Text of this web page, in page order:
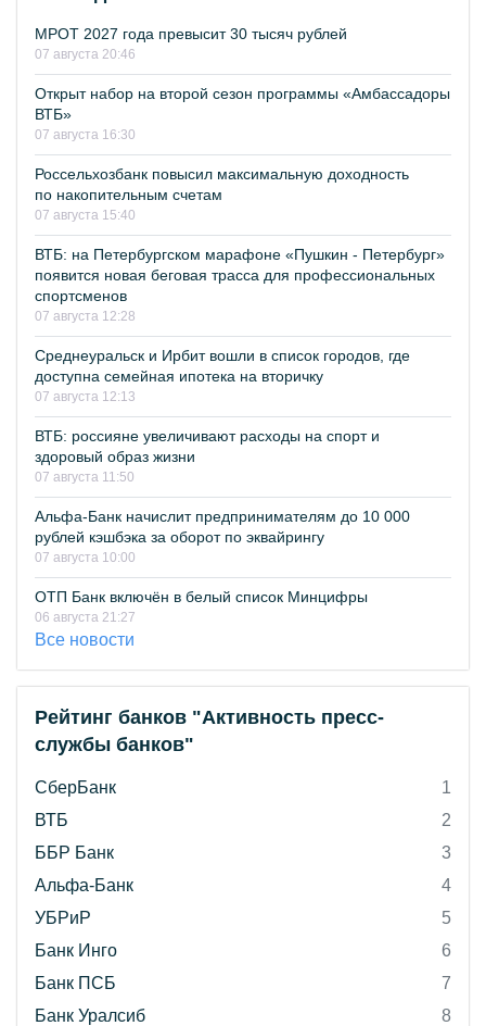
МРОТ 2027 года превысит 30 тысяч рублей
07 августа 20:46
Открыт набор на второй сезон программы «Амбассадоры
ВТБ»
07 августа 16:30
Россельхозбанк повысил максимальную доходность
по накопительным счетам
07 августа 15:40
ВТБ: на Петербургском марафоне «Пушкин - Петербург»
появится новая беговая трасса для профессиональных
спортсменов
07 августа 12:28
Среднеуральск и Ирбит вошли в список городов, где
доступна семейная ипотека на вторичку
07 августа 12:13
ВТБ: россияне увеличивают расходы на спорт и
здоровый образ жизни
07 августа 11:50
Альфа-Банк начислит предпринимателям до 10 000
рублей кэшбэка за оборот по эквайрингу
07 августа 10:00
ОТП Банк включён в белый список Минцифры
06 августа 21:27
Все новости
Рейтинг банков "Активность пресс-
службы банков"
СберБанк
1
ВТБ
2
ББР Банк
3
Альфа-Банк
4
УБРиР
5
Банк Инго
6
Банк ПСБ
7
Банк Уралсиб
8